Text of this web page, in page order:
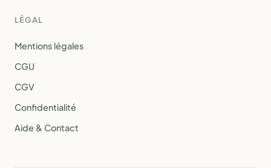
LÉGAL
Mentions légales
CGU
CGV
Confidentialité
Aide & Contact